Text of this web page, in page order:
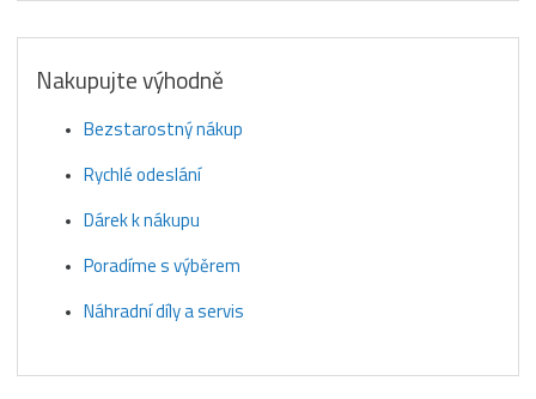
Nakupujte výhodně
Bezstarostný nákup
Rychlé odeslání
Dárek k nákupu
Poradíme s výběrem
Náhradní díly a servis